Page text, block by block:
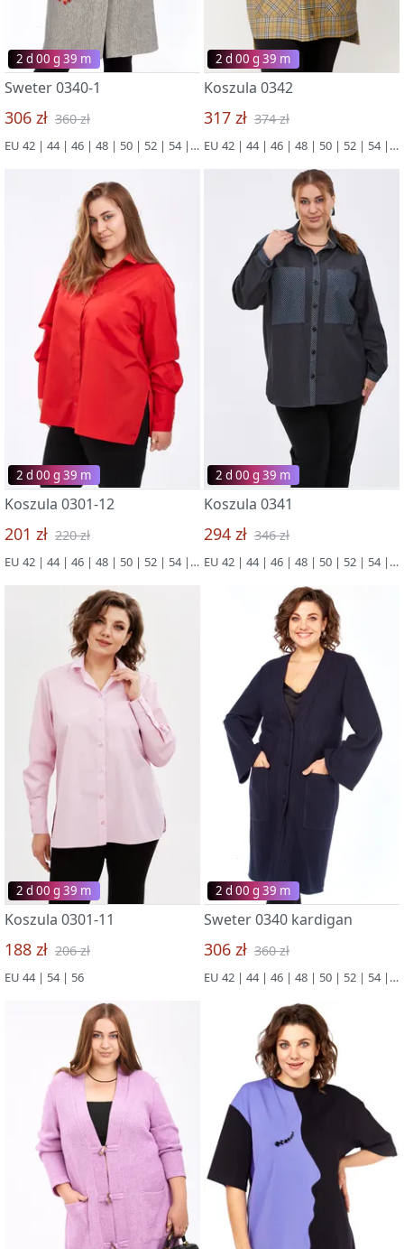
2 d 00 g 39 m
Sweter 0340-1
306 zł 360 zł
EU 42 | 44 | 46 | 48 | 50 | 52 | 54 | 56 | 58 | 60 | 62 | 64 | 66
2 d 00 g 39 m
Koszula 0342
317 zł 374 zł
EU 42 | 44 | 46 | 48 | 50 | 52 | 54 | 56 | 58 | 60 | 62 | 64 | 66
2 d 00 g 39 m
Koszula 0301-12
201 zł 220 zł
EU 42 | 44 | 46 | 48 | 50 | 52 | 54 | 56 | 58 | 60 | 62 | 64 | 66
2 d 00 g 39 m
Koszula 0341
294 zł 346 zł
EU 42 | 44 | 46 | 48 | 50 | 52 | 54 | 56 | 58 | 60 | 62 | 64 | 66
2 d 00 g 39 m
Koszula 0301-11
188 zł 206 zł
EU 44 | 54 | 56
2 d 00 g 39 m
Sweter 0340 kardigan
306 zł 360 zł
EU 42 | 44 | 46 | 48 | 50 | 52 | 54 | 56 | 58 | 60 | 62 | 64 | 66